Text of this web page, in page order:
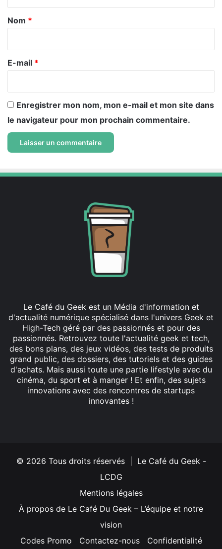
a
e
Nom *
E-mail *
Enregistrer mon nom, mon e-mail et mon site dans
le navigateur pour mon prochain commentaire.
Le Café du Geek est un Média d'information et
d'actualité numérique spécialisé dans l'univers Geek et
High-Tech géré par des passionnés et pour des
passionnés. Retrouvez toute l'actualité geek et tech,
des bons plans, des jeux vidéos, des tests de produits
grand public, des dossiers, des tutoriels et des guides
d'achats. Mais aussi toute une partie lifestyle avec du
cinéma, du sport et à manger ! Et enfin, des sujets
innovations avec des rencontres de startups
innovantes !
© 2026 Tous droits réservés | Le Café du Geek -
LCDG
Mentions légales
À propos de Le Café Du Geek – L’équipe et notre
vision
Codes Promo
Contactez-nous Confidentialité